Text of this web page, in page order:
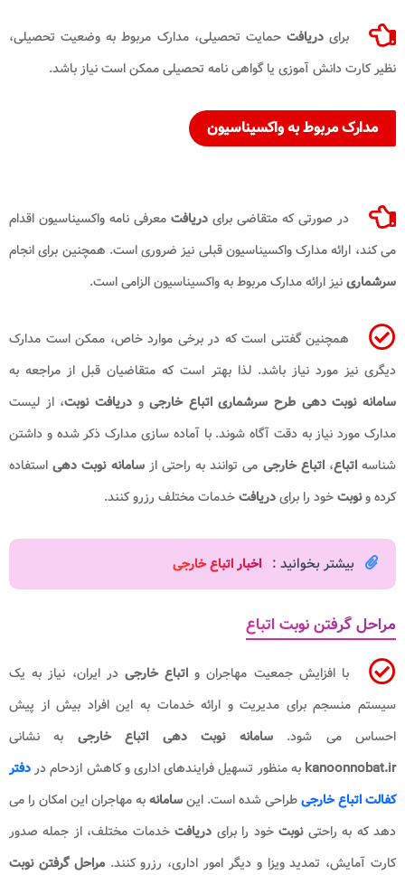
برایدریافتحمایت تحصیلی، مدارک مربوط به وضعیت تحصیلی،
نظیر کارت دانش آموزی یا گواهی نامه تحصیلی ممکن است نیاز باشد.
مدارک مربوط به واکسیناسیون
در صورتی که متقاضی برای دریافت معرفی نامه واکسیناسیون اقدام
می کند، ارائه مدارک واکسیناسیون قبلی نیز ضروری است. همچنین برای انجام
سرشمارینیز ارائه مدارک مربوط به واکسیناسیون الزامی است.
همچنین گفتنی است که در برخی موارد خاص، ممکن است مدارک
دیگری نیز مورد نیاز باشد. لذا بهتر است که متقاضیان قبل از مراجعه به
سامانه نوبت دهی طرح سرشماری اتباع خارجیودریافت نوبت، از لیست
مدارک مورد نیاز به دقت آگاه شوند. با آماده سازی مدارک ذکر شده و داشتن
شناسهاتباع،اتباع خارجی می توانند به راحتی ازسامانه نوبت دهیاستفاده
کرده ونوبتخود را برایدریافتخدمات مختلف رزرو کنند.
بیشتر بخوانید : اخبار اتباع خارجی
مراحل گرفتن نوبت اتباع
با افزایش جمعیت مهاجران و اتباع خارجیدر ایران، نیاز به یک
سیستم منسجم برای مدیریت و ارائه خدمات به این افراد بیش از پیش
احساس می شود.سامانه نوبت دهی اتباع خارجی به نشانی
kanoonnobat.ir به منظور تسهیل فرایندهای اداری و کاهش ازدحام دردفتر
کفالت اتباع خارجیطراحی شده است. اینسامانهبه مهاجران این امکان را می
دهد که به راحتینوبتخود را برای دریافتخدمات مختلف، از جمله صدور
کارت آمایش، تمدید ویزا و دیگر امور اداری، رزرو کنند.مراحل گرفتن نوبت